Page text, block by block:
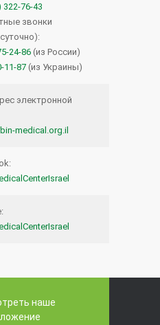
322-76-43
звонки
24-86 (из России)
11-87 (из Украины)
электронной
medical.org.il
наше